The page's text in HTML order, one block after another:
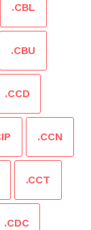
.CBL
.CBU
.CCD
.CCN
.CCT
.CDC